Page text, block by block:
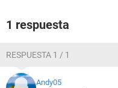
1 respuesta
RESPUESTA 1 / 1
Andy05